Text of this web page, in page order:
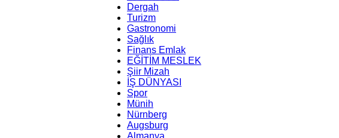
Dergah
Turizm
Gastronomi
Sağlık
Finans Emlak
EĞİTİM MESLEK
Şiir Mizah
İŞ DÜNYASI
Spor
Münih
Nürnberg
Augsburg
Almanya